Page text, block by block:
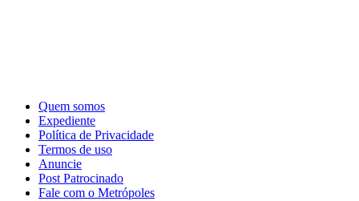
Quem somos
Expediente
Política de Privacidade
Termos de uso
Anuncie
Post Patrocinado
Fale com o Metrópoles